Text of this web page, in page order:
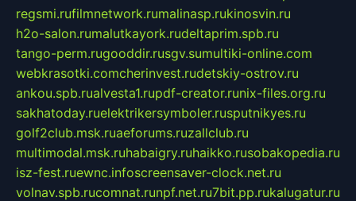
regsmi.rufilmnetwork.rumalinasp.rukinosvin.ru
h2o-salon.rumalutkayork.rudeltaprim.spb.ru
tango-perm.rugooddir.rusgv.sumultiki-online.com
webkrasotki.comcherinvest.rudetskiy-ostrov.ru
ankou.spb.rualvesta1.rupdf-creator.runix-files.org.ru
sakhatoday.ruelektrikersymboler.rusputnikyes.ru
golf2club.msk.ruaeforums.ruzallclub.ru
multimodal.msk.ruhabaigry.ruhaikko.rusobakopedia.ru
isz-fest.ruewnc.infoscreensaver-clock.net.ru
volnav.spb.rucomnat.runpf.net.ru7bit.pp.rukalugatur.ru